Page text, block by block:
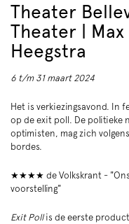
Theater
Theater |
Heegstra
6 t/m 31 maart 2024
Het is verkiezingsavond. In
op de exit poll. De politieke
optimisten, mag zich
bordes.
★★★★ de Volkskrant -
voorstelling"
Exit Pollis de eerste